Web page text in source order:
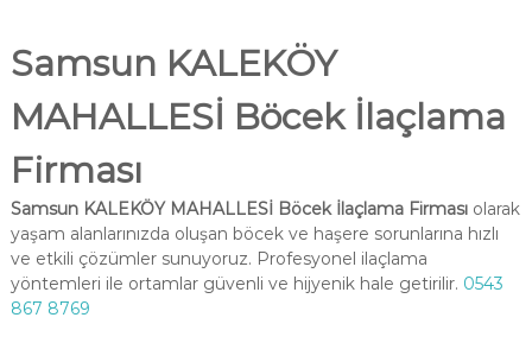
Samsun KALEKÖY
MAHALLESİ Böcek İlaçlama
Firması
Samsun KALEKÖY MAHALLESİ Böcek İlaçlama Firmasıolarak
yaşam alanlarınızda oluşan böcek ve haşere sorunlarına hızlı
ve etkili çözümler sunuyoruz. Profesyonel ilaçlama
yöntemleri ile ortamlar güvenli ve hijyenik hale getirilir. 0543
867 8769